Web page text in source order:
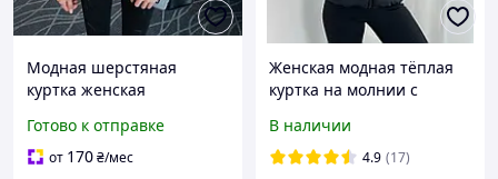
Модная шерстяная
куртка женская
42-44
Готово к отправке
от 170₴/мес
Женская модная тёплая
куртка на молнии с
В наличии
4.9 (17)